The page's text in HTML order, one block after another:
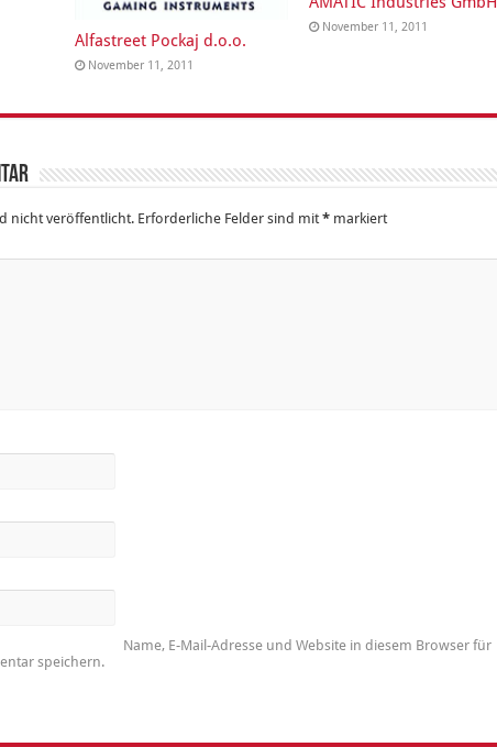
Alfastreet Pockaj d.o.o.
November 11, 2011
November 11, 2011
nicht veröffentlicht. Erforderliche Felder sind mit * markiert
Name, E-Mail-Adresse und Website in diesem Browser für
speichern.